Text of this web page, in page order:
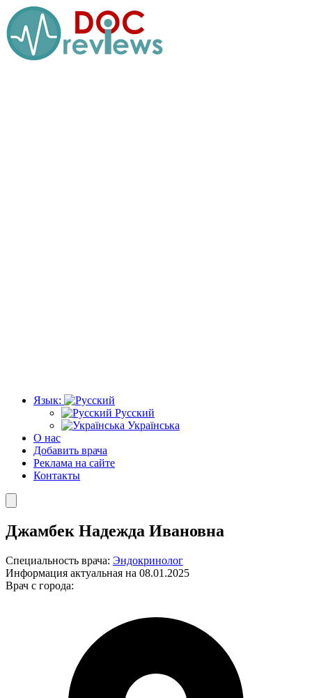
Перейти
к
содержимому
Язык:
Русский
Українська
О нас
Добавить врача
Реклама на сайте
Контакты
Джамбек Надежда Ивановна
Специальность врача: Эндокринолог
Информация актуальная на 08.01.2025
Врач с города: